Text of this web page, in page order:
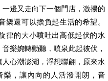
邊又走向下一個門店，激揚的
樂還可以擔負起生活的希望。
律的大小噴吐出高低起伏的水
樂婉轉動聽，噴泉此起彼伏，
心潮澎湖，浮想聯翩，原來水
，讓內向的人活潑開朗，音